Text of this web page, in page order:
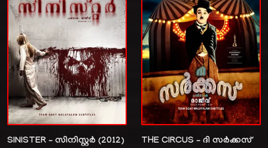
SINISTER – സിനിസ്റ്റർ (2012)
THE CIRCUS – ദി സർക്കസ്